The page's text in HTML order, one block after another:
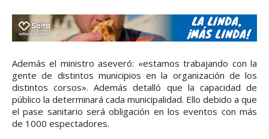
Además el ministro aseveró: «estamos trabajando con la
gente de distintos municipios en la organización de los
distintos corsos». Además detalló que la capacidad de
público la determinará cada municipalidad. Ello debido a que
el pase sanitario será obligación en los eventos con más
de 1000 espectadores.